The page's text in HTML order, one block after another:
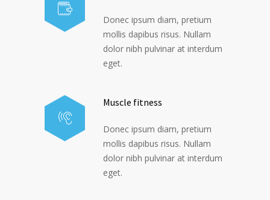
Donec ipsum diam, pretium
mollis dapibus risus. Nullam
dolor nibh pulvinar at interdum
eget.
Muscle fitness
Donec ipsum diam, pretium
mollis dapibus risus. Nullam
dolor nibh pulvinar at interdum
eget.